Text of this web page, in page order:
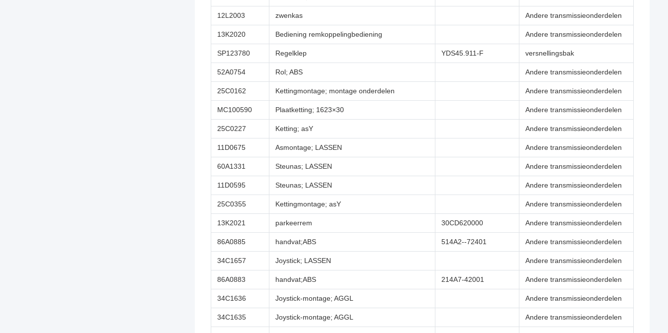
12L2003 zwenkas Andere transmissieonderdelen
13K2020 Bediening remkoppelingbediening Andere transmissieonderdelen
SP123780 Regelklep YDS45.911-F versnellingsbak
52A0754 Rol; ABS Andere transmissieonderdelen
25C0162 Kettingmontage; montage onderdelen Andere transmissieonderdelen
MC100590 Plaatketting; 1623×30 Andere transmissieonderdelen
25C0227 Ketting; asY Andere transmissieonderdelen
11D0675 Asmontage; LASSEN Andere transmissieonderdelen
60A1331 Steunas; LASSEN Andere transmissieonderdelen
11D0595 Steunas; LASSEN Andere transmissieonderdelen
25C0355 Kettingmontage; asY Andere transmissieonderdelen
13K2021 parkeerrem 30CD620000 Andere transmissieonderdelen
86A0885 handvat;ABS 514A2--72401 Andere transmissieonderdelen
34C1657 Joystick; LASSEN Andere transmissieonderdelen
86A0883 handvat;ABS 214A7-42001 Andere transmissieonderdelen
34C1636 Joystick-montage; AGGL Andere transmissieonderdelen
34C1635 Joystick-montage; AGGL Andere transmissieonderdelen